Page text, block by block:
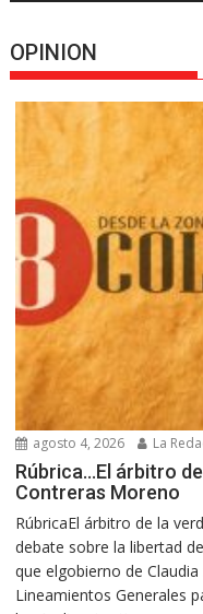
OPINION
agosto 4, 2026 La
Rúbrica…El árbitro
Contreras Moreno
RúbricaEl árbitro de la
debate sobre la libertad
que elgobierno de
Lineamientos Generales